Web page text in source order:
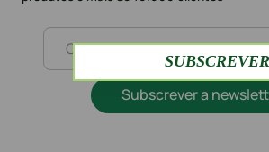
Subscrever a